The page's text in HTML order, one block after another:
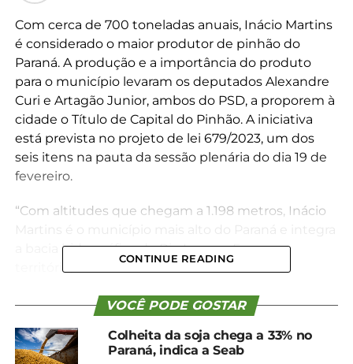
Com cerca de 700 toneladas anuais, Inácio Martins
é considerado o maior produtor de pinhão do
Paraná. A produção e a importância do produto
para o município levaram os deputados Alexandre
Curi e Artagão Junior, ambos do PSD, a proporem à
cidade o Título de Capital do Pinhão. A iniciativa
está prevista no projeto de lei 679/2023, um dos
seis itens na pauta da sessão plenária do dia 19 de
fevereiro.
“Com altitudes que chegam a 1.198 metros, Inácio
a bacia hidrográfica do Rio Iguaçu. Em seu
território, há também duas Unidades de
florestal de 72%, sendo 38% matas nativas e 34%
reflorestamentos. Tais características impulsionam
a produtividade de araucárias”, justifica o texto.
CONTINUE READING
VOCÊ PODE GOSTAR
Colheita da soja chega a 33% no
Paraná, indica a Seab